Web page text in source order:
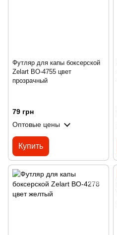
Футляр для капы боксерской
Zelart BO-4755 цвет
прозрачный
79 грн
Оптовые цены
Купить